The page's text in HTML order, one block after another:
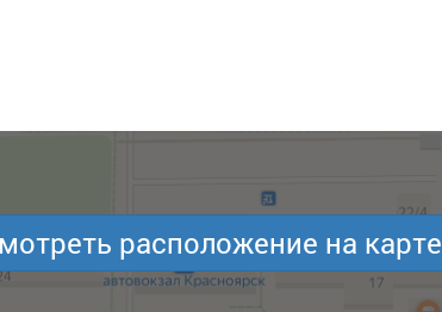
расположение на карте